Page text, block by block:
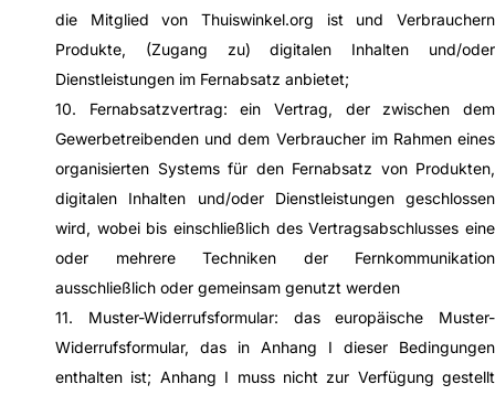
die Mitglied von Thuiswinkel.org ist und Verbrauchern
Produkte, (Zugang zu) digitalen Inhalten und/oder
Dienstleistungen im Fernabsatz anbietet;
10. Fernabsatzvertrag: ein Vertrag, der zwischen dem
Gewerbetreibenden und dem Verbraucher im Rahmen eines
organisierten Systems für den Fernabsatz von Produkten,
digitalen Inhalten und/oder Dienstleistungen geschlossen
wird, wobei bis einschließlich des Vertragsabschlusses eine
oder mehrere Techniken der Fernkommunikation
ausschließlich oder gemeinsam genutzt werden
11. Muster-Widerrufsformular: das europäische Muster-
Widerrufsformular, das in Anhang I dieser Bedingungen
enthalten ist; Anhang I muss nicht zur Verfügung gestellt